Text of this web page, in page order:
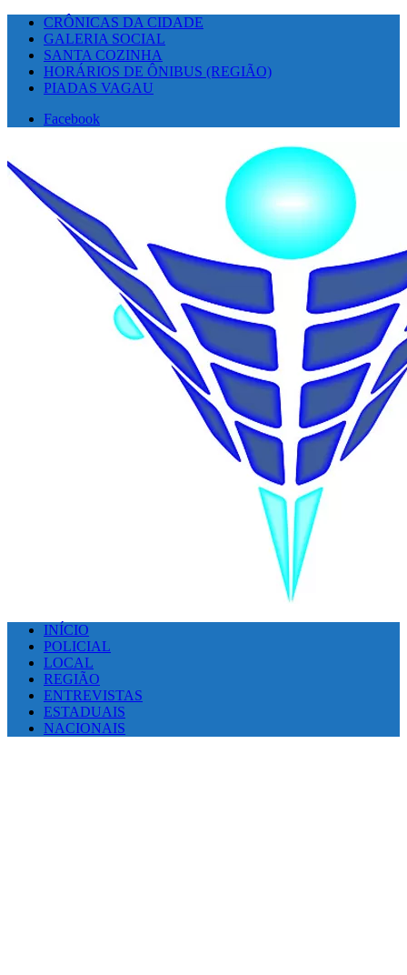
CRÔNICAS DA CIDADE
GALERIA SOCIAL
SANTA COZINHA
HORÁRIOS DE ÔNIBUS (REGIÃO)
PIADAS VAGAU
Facebook
INÍCIO
POLICIAL
LOCAL
REGIÃO
ENTREVISTAS
ESTADUAIS
NACIONAIS